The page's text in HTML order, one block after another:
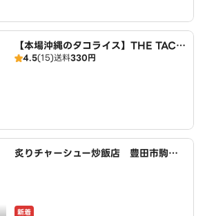
【本場沖縄のタコライス】THE TACO
RICE HOUSE 安城店
4.5(15)送料330円
炙りチャーシュー炒飯店 豊田市駒新
新着